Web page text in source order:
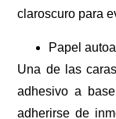
claroscuro para
Papel
Una de las
adhesivo a
adherirse de